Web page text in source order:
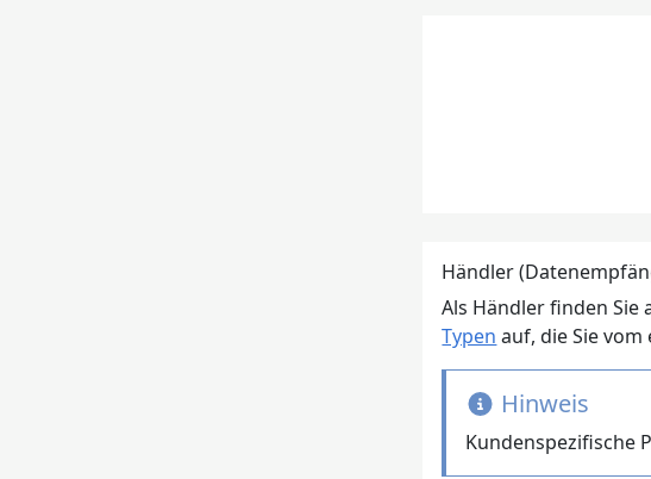
Händler
Als Händler finden Sie
Typen auf, die Sie
Hinweis
Kundenspezifische